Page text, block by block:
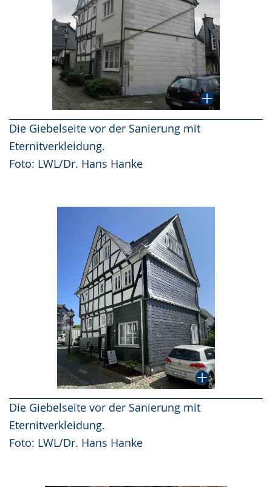
Die Giebelseite vor der Sanierung mit
Eternitverkleidung.
Foto: LWL/Dr. Hans Hanke
Die Giebelseite vor der Sanierung mit
Eternitverkleidung.
Foto: LWL/Dr. Hans Hanke